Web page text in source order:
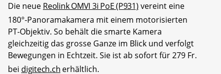
Die neue Reolink OMVI 3i PoE (P931) vereint eine
180°-Panoramakamera mit einem motorisierten
PT-Objektiv. So behält die smarte Kamera
gleichzeitig das grosse Ganze im Blick und verfolgt
Bewegungen in Echtzeit. Sie ist ab sofort für 279 Fr.
bei digitech.ch erhältlich.